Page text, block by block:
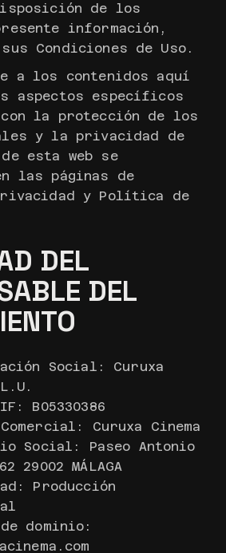
de los
información,
Condiciones de Uso.
a los contenidos aquí
aspectos específicos
la protección de los
y la privacidad de
esta web se
las páginas de
y Política de
DEL
DEL
Social: Curuxa
B05330386
Curuxa Cinema
Social: Paseo Antonio
29002 MÁLAGA
Producción
dominio: